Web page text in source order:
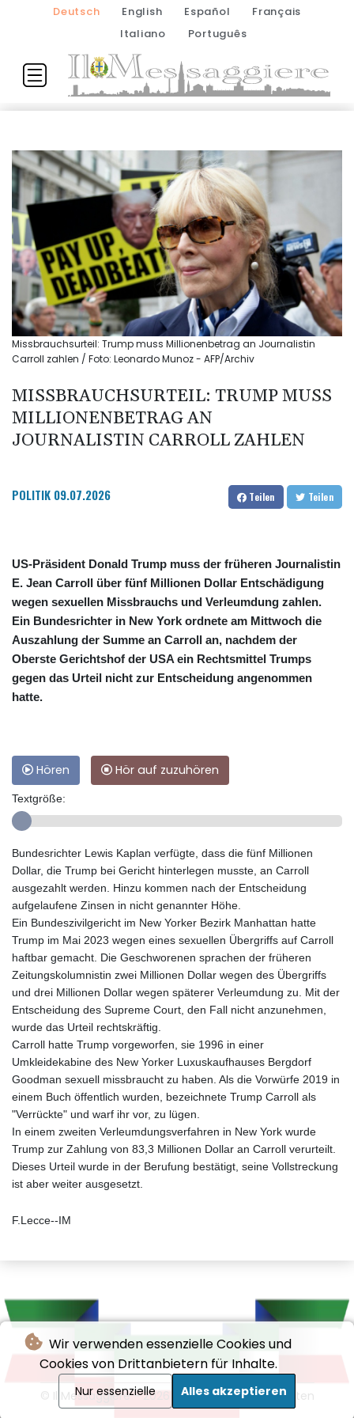
Wir verwenden essenzielle Cookies und
Cookies von Drittanbietern für Inhalte.
Nur essenzielle Alles akzeptieren
Deutsch English Español
Français
Italiano
Português
Missbrauchsurteil: Trump muss Millionenbetrag an Journalistin
Carroll zahlen / Foto: Leonardo Munoz - AFP/Archiv
MISSBRAUCHSURTEIL: TRUMP MUSS
MILLIONENBETRAG AN
JOURNALISTIN CARROLL ZAHLEN
POLITIK 09.07.2026 Teilen Teilen
US-Präsident Donald Trump muss der früheren Journalistin
E. Jean Carroll über fünf Millionen Dollar Entschädigung
wegen sexuellen Missbrauchs und Verleumdung zahlen.
Ein Bundesrichter in New York ordnete am Mittwoch die
Auszahlung der Summe an Carroll an, nachdem der
Oberste Gerichtshof der USA ein Rechtsmittel Trumps
gegen das Urteil nicht zur Entscheidung angenommen
hatte.
Hören Hör auf zuzuhören
Textgröße:
Bundesrichter Lewis Kaplan verfügte, dass die fünf Millionen
Dollar, die Trump bei Gericht hinterlegen musste, an Carroll
ausgezahlt werden. Hinzu kommen nach der Entscheidung
aufgelaufene Zinsen in nicht genannter Höhe.
Ein Bundeszivilgericht im New Yorker Bezirk Manhattan hatte
Trump im Mai 2023 wegen eines sexuellen Übergriffs auf Carroll
haftbar gemacht. Die Geschworenen sprachen der früheren
Zeitungskolumnistin zwei Millionen Dollar wegen des Übergriffs
und drei Millionen Dollar wegen späterer Verleumdung zu. Mit der
Entscheidung des Supreme Court, den Fall nicht anzunehmen,
wurde das Urteil rechtskräftig.
Carroll hatte Trump vorgeworfen, sie 1996 in einer
Umkleidekabine des New Yorker Luxuskaufhauses Bergdorf
Goodman sexuell missbraucht zu haben. Als die Vorwürfe 2019 in
einem Buch öffentlich wurden, bezeichnete Trump Carroll als
"Verrückte" und warf ihr vor, zu lügen.
In einem zweiten Verleumdungsverfahren in New York wurde
Trump zur Zahlung von 83,3 Millionen Dollar an Carroll verurteilt.
Dieses Urteil wurde in der Berufung bestätigt, seine Vollstreckung
ist aber weiter ausgesetzt.
F.Lecce--IM
© Il Messaggiere - 2026 - Alle Rechte vorbehalten